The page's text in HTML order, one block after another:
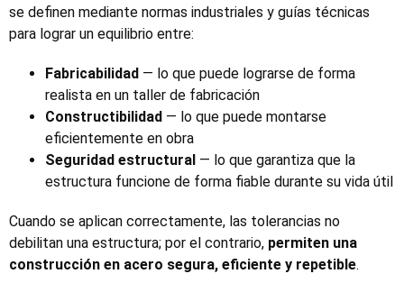
se definen mediante normas industriales y guías técnicas
para lograr un equilibrio entre:
Fabricabilidad — lo que puede lograrse de forma
realista en un taller de fabricación
Constructibilidad — lo que puede montarse
eficientemente en obra
Seguridad estructural — lo que garantiza que la
estructura funcione de forma fiable durante su vida útil
Cuando se aplican correctamente, las tolerancias no
debilitan una estructura; por el contrario, permiten una
construcción en acero segura, eficiente y repetible.